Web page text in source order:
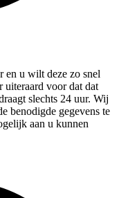
en u wilt deze zo snel
voor dat dat
slechts 24 uur. Wij
benodigde gegevens te
aan u kunnen